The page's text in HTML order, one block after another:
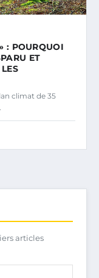
: POURQUOI
ET
climat de 35
articles